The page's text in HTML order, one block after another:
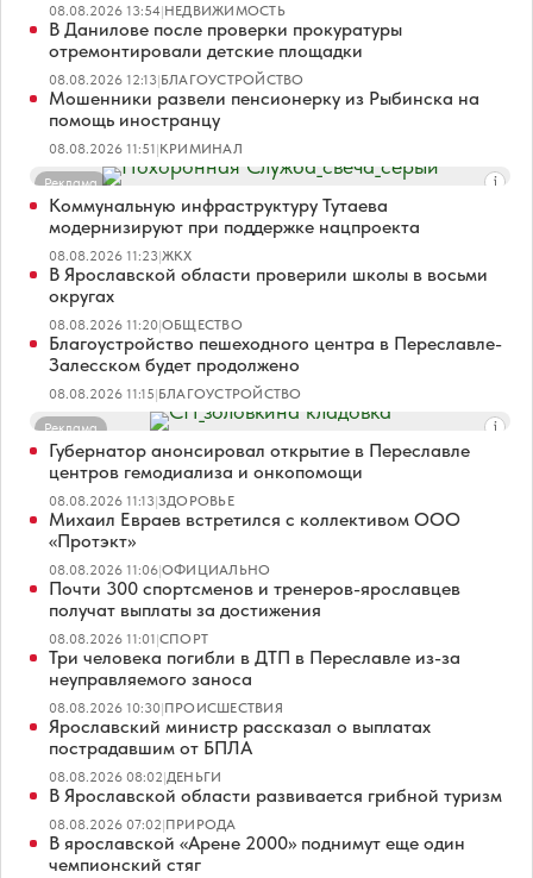
08.08.2026 13:54|НЕДВИЖИМОСТЬ
В Данилове после проверки прокуратуры
отремонтировали детские площадки
08.08.2026 12:13|БЛАГОУСТРОЙСТВО
Мошенники развели пенсионерку из Рыбинска на
помощь иностранцу
08.08.2026 11:51|КРИМИНАЛ
Реклама
Коммунальную инфраструктуру Тутаева
модернизируют при поддержке нацпроекта
08.08.2026 11:23|ЖКХ
В Ярославской области проверили школы в восьми
округах
08.08.2026 11:20|ОБЩЕСТВО
Благоустройство пешеходного центра в Переславле-
Залесском будет продолжено
08.08.2026 11:15|БЛАГОУСТРОЙСТВО
Реклама
Губернатор анонсировал открытие в Переславле
центров гемодиализа и онкопомощи
08.08.2026 11:13|ЗДОРОВЬЕ
Михаил Евраев встретился с коллективом ООО
«Протэкт»
08.08.2026 11:06|ОФИЦИАЛЬНО
Почти 300 спортсменов и тренеров-ярославцев
получат выплаты за достижения
08.08.2026 11:01|СПОРТ
Три человека погибли в ДТП в Переславле из-за
неуправляемого заноса
08.08.2026 10:30|ПРОИСШЕСТВИЯ
Ярославский министр рассказал о выплатах
пострадавшим от БПЛА
08.08.2026 08:02|ДЕНЬГИ
В Ярославской области развивается грибной туризм
08.08.2026 07:02|ПРИРОДА
В ярославской «Арене 2000» поднимут еще один
чемпионский стяг